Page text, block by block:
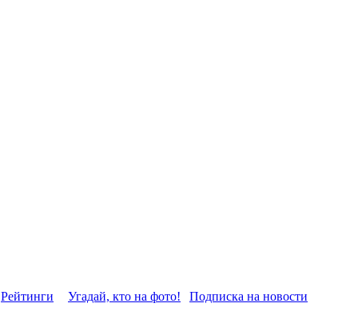
Рейтинги Угадай, кто на фото! Подписка на новости